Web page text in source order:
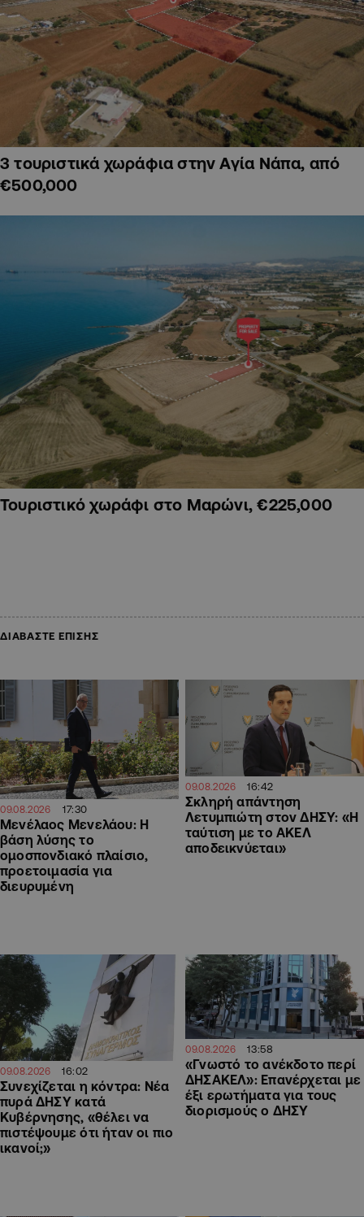
3 τουριστικά χωράφια στην Αγία Νάπα, από
€500,000
Τουριστικό χωράφι στο Μαρώνι, €225,000
ΔΙΑΒΑΣΤΕ ΕΠΙΣΗΣ
09.08.2026 17:30
Μενέλαος Μενελάου: Η
βάση λύσης το
ομοσπονδιακό πλαίσιο,
προετοιμασία για
διευρυμένη
09.08.2026 16:42
Σκληρή απάντηση
Λετυμπιώτη στον ΔΗΣΥ: «H
ταύτιση με το ΑΚΕΛ
αποδεικνύεται»
09.08.2026 16:02
Συνεχίζεται η κόντρα: Νέα
πυρά ΔΗΣΥ κατά
Κυβέρνησης, «θέλει να
πιστέψουμε ότι ήταν οι πιο
ικανοί;»
09.08.2026 13:58
«Γνωστό το ανέκδοτο περί
ΔΗΣΑΚΕΛ»: Επανέρχεται με
έξι ερωτήματα για τους
διορισμούς ο ΔΗΣΥ